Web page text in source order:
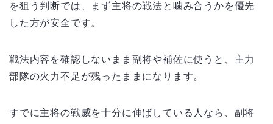
を狙う判断では、まず主将の戦法と噛み合うかを優先
した方が安全です。
戦法内容を確認しないまま副将や補佐に使うと、主力
部隊の火力不足が残ったままになります。
すでに主将の戦威を十分に伸ばしている人なら、副将